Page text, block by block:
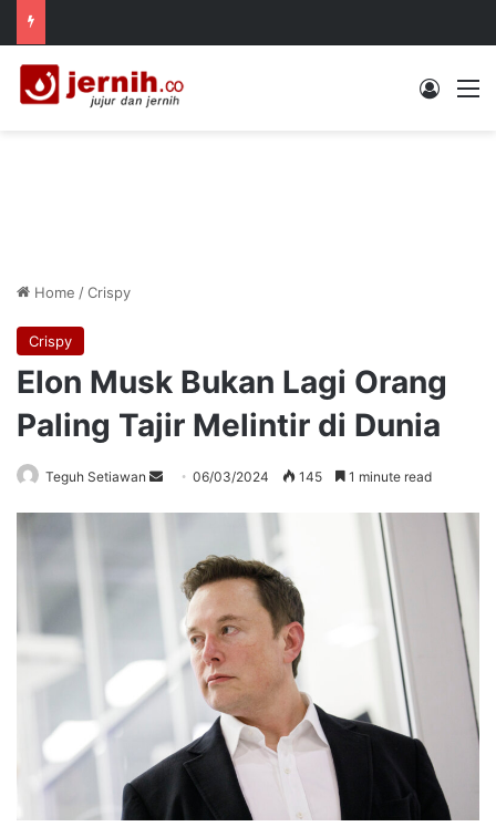
Log In
Home /Crispy
Crispy
Elon Musk Bukan Lagi Orang
Paling Tajir Melintir di Dunia
Teguh Setiawan
Send06/03/2024 145 1 minute read